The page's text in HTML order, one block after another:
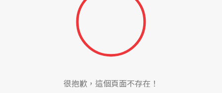
很抱歉，這個頁面不存在！